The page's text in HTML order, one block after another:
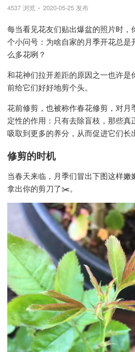
4537 浏览 2020-05-25 发布
每当看见花友们贴出爆盆的照片时，
个小问号：为啥自家的月季开花总是
么多花咧？
和花神们拉开差距的原因之一也许是
前给它们好好地剪个头。
花前修剪，也被称作春花修剪，对月
定性的作用：只有去除盲枝，那些真
吸取到更多的养分，从而促进它们长
修剪的时机
当春天来临，月季们冒出下图这样嫩
拿出你的剪刀了✂️。